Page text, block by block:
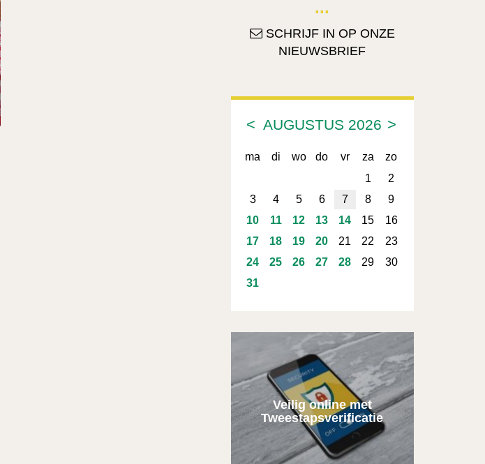
SCHRIJF IN OP ONZE
NIEUWSBRIEF
< >
AUGUSTUS 2026
ma di wo do vr za
zo
1
2
3
4 5 6 7 8
9
10
11 12 13 14 15
16
17
18 19 20 21 22
23
24
25 26 27 28 29
30
31
Veilig online met
Tweestapsverificatie